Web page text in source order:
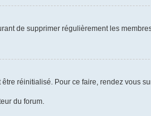
de supprimer régulièrement les
réinitialisé. Pour ce faire, rendez vous
du forum.